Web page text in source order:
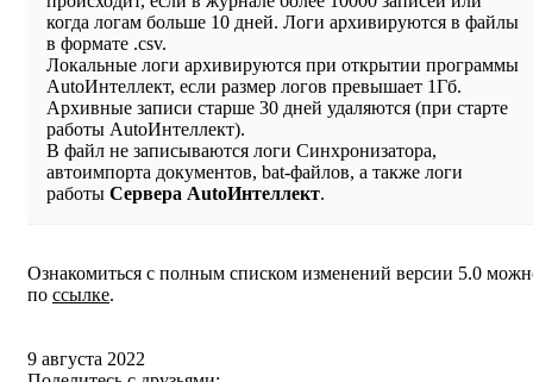
когда логам больше 10 дней. Логи архивируются в файлы
в формате .csv.
Локальные логи архивируются при открытии программы
AutoИнтеллект, если размер логов превышает 1Гб.
Архивные записи старше 30 дней удаляются (при старте
работы AutoИнтеллект).
В файл не записываются логи Синхронизатора,
автоимпорта документов, bat-файлов, а также логи
работы Сервера AutoИнтеллект.
Ознакомиться с полным списком изменений версии 5.0
по ссылке.
9 августа 2022